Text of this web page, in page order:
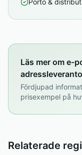
Porto &
Läs mer om e-
Fördjupad
prisexempel på
Relaterade